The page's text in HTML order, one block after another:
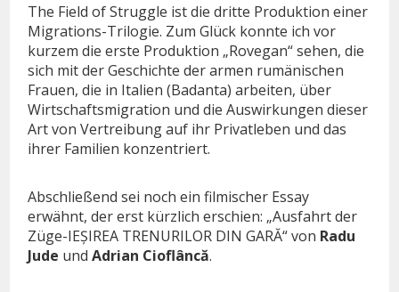
The Field of Struggle ist die dritte Produktion einer
Migrations-Trilogie. Zum Glück konnte ich vor
kurzem die erste Produktion „Rovegan“ sehen, die
sich mit der Geschichte der armen rumänischen
Frauen, die in Italien (Badanta) arbeiten, über
Wirtschaftsmigration und die Auswirkungen dieser
Art von Vertreibung auf ihr Privatleben und das
ihrer Familien konzentriert.
Abschließend sei noch ein filmischer Essay
erwähnt, der erst kürzlich erschien: „Ausfahrt der
Züge-IEȘIREA TRENURILOR DIN GARĂ“ von Radu
Jude undAdrian Cioflâncă.